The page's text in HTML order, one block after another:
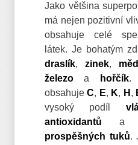
Jako většina
má nejen pozitivní
obsahuje celé
látek. Je bohatým
draslík, zinek,
železo a hořčík.
obsahujeC, E, K, H ,
vysoký podíl
antioxidantů a
prospěšných tuků.